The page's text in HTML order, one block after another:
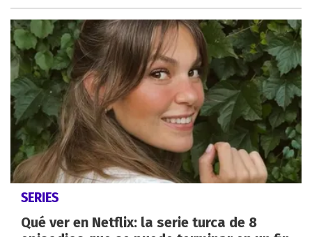
SERIES
Qué ver en Netflix: la serie turca de 8